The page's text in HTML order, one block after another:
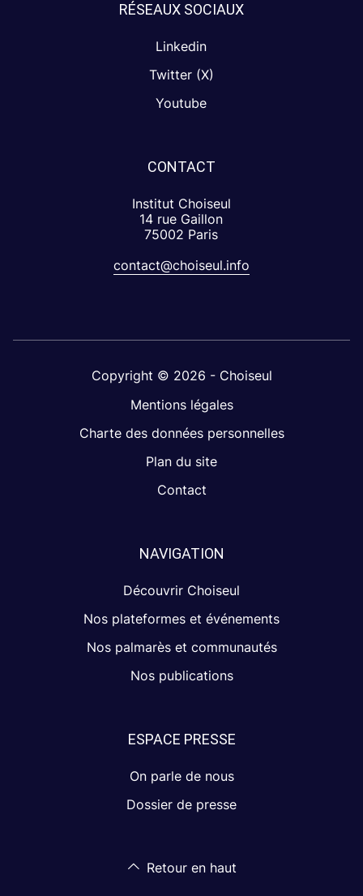
RÉSEAUX SOCIAUX
Linkedin
Twitter (X)
Youtube
CONTACT
Institut Choiseul
14 rue Gaillon
75002 Paris
contact@choiseul.info
Copyright © 2026 - Choiseul
Mentions légales
Charte des données personnelles
Plan du site
Contact
NAVIGATION
Découvrir Choiseul
Nos plateformes et événements
Nos palmarès et communautés
Nos publications
ESPACE PRESSE
On parle de nous
Dossier de presse
Retour en haut